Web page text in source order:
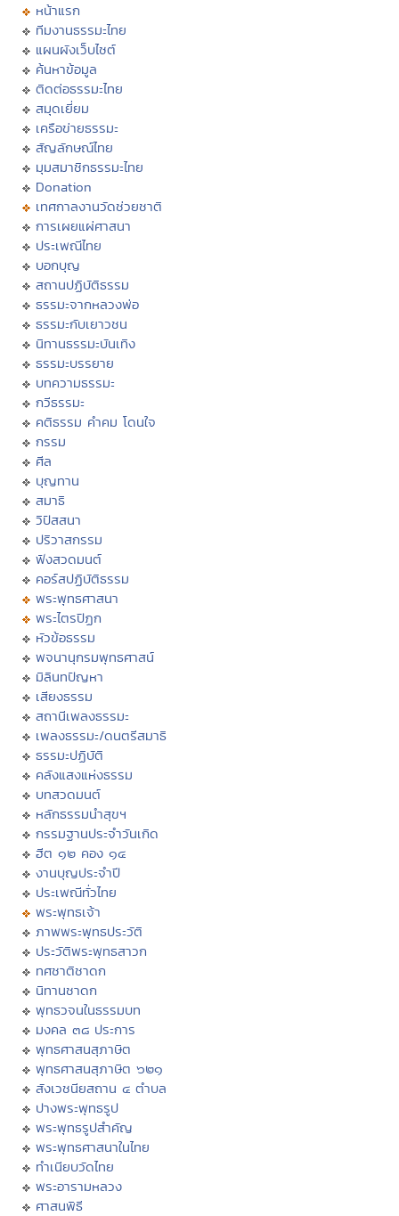
หน้าแรก
ทีมงานธรรมะไทย
แผนผังเว็บไซต์
ค้นหาข้อมูล
ติดต่อธรรมะไทย
สมุดเยี่ยม
เครือข่ายธรรมะ
สัญลักษณ์ไทย
มุมสมาชิกธรรมะไทย
Donation
เทศกาลงานวัดช่วยชาติ
การเผยแผ่ศาสนา
ประเพณีไทย
บอกบุญ
สถานปฏิบัติธรรม
ธรรมะจากหลวงพ่อ
ธรรมะกับเยาวชน
นิทานธรรมะบันเทิง
ธรรมะบรรยาย
บทความธรรมะ
กวีธรรมะ
คติธรรม คำคม โดนใจ
กรรม
ศีล
บุญทาน
สมาธิ
วิปัสสนา
ปริวาสกรรม
ฟังสวดมนต์
คอร์สปฏิบัติธรรม
พระพุทธศาสนา
พระไตรปิฏก
หัวข้อธรรม
พจนานุกรมพุทธศาสน์
มิลินทปัญหา
เสียงธรรม
สถานีเพลงธรรมะ
เพลงธรรมะ/ดนตรีสมาธิ
ธรรมะปฏิบัติ
คลังแสงแห่งธรรม
บทสวดมนต์
หลักธรรมนำสุขฯ
กรรมฐานประจำวันเกิด
ฮีต ๑๒ คอง ๑๔
งานบุญประจำปี
ประเพณีทั่วไทย
พระพุทธเจ้า
ภาพพระพุทธประวัติ
ประวัติพระพุทธสาวก
ทศชาติชาดก
นิทานชาดก
พุทธวจนในธรรมบท
มงคล ๓๘ ประการ
พุทธศาสนสุภาษิต
พุทธศาสนสุภาษิต ๖๒๑
สังเวชนียสถาน ๔ ตำบล
ปางพระพุทธรูป
พระพุทธรูปสำคัญ
พระพุทธศาสนาในไทย
ทำเนียบวัดไทย
พระอารามหลวง
ศาสนพิธี